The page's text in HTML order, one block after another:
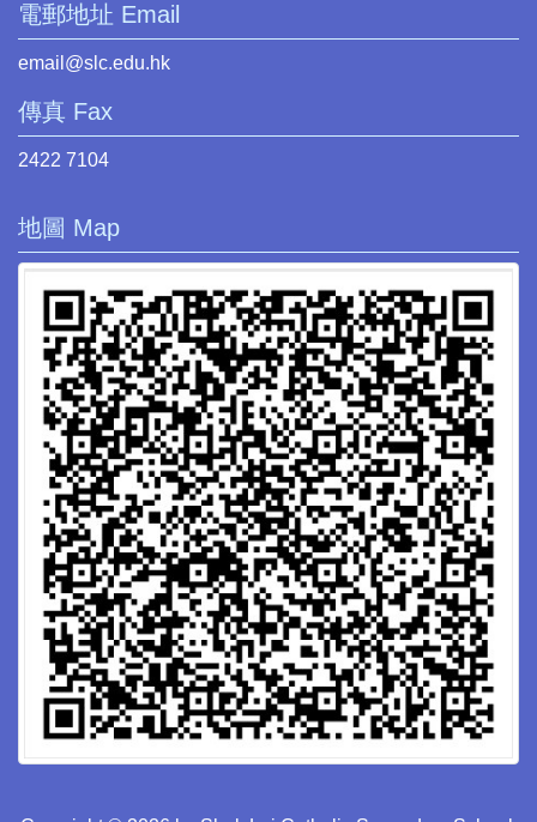
電郵地址 Email
email@slc.edu.hk
傳真 Fax
2422 7104
地圖 Map